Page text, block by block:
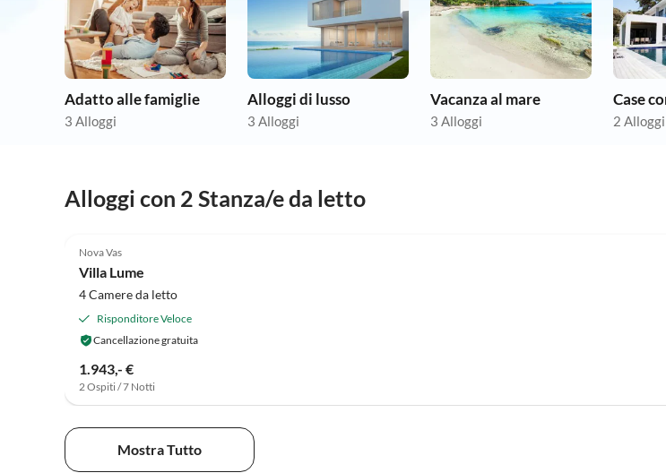
Adatto alle famiglie
3 Alloggi
Alloggi di lusso
3 Alloggi
Vacanza al mare
3 Alloggi
Case
2 Alloggi
Alloggi con 2 Stanza/e da letto
Nova Vas
Villa Lume
4 Camere da letto
Risponditore Veloce
Cancellazione gratuita
1.943,- €
2 Ospiti / 7 Notti
Mostra Tutto